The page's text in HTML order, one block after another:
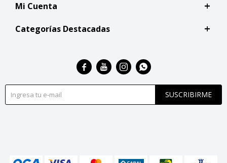
Mi Cuenta
Categorías Destacadas
SUSCRIBIRME
   